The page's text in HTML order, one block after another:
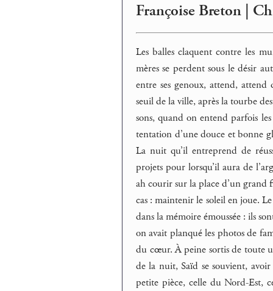
Françoise Breton |
Les balles claquent contre les
mères se perdent sous le désir
entre ses genoux, attend,
seuil de la ville, après la tourbe
sons, quand on entend parfois
tentation d’une douce et bonne
La nuit qu’il entreprend de
projets pour lorsqu’il aura de
ah courir sur la place d’un grand
cas : maintenir le soleil en joue.
dans la mémoire émoussée : ils
on avait planqué les photos de
du cœur. À peine sortis de toute
de la nuit, Saïd se souvient,
petite pièce, celle du Nord-Est,